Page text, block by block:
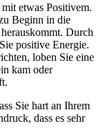
etwas Positivem.
Beginn in die
Durch
positive Energie.
loben Sie eine
kam oder
Sie hart an Ihrem
dass es sehr